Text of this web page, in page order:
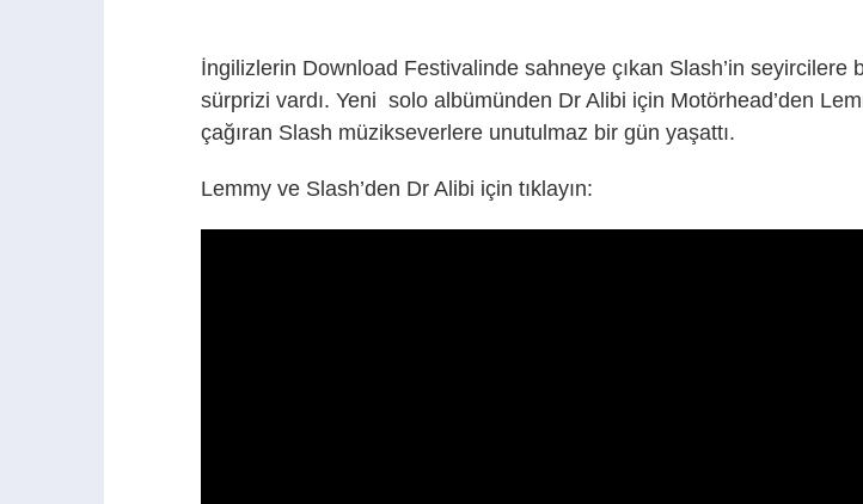
İngilizlerin Download Festivalinde sahneye çıkan Slash’in seyircilere
sürprizi vardı. Yeni solo albümünden Dr Alibi için Motörhead’den
çağıran Slash müzikseverlere unutulmaz bir gün yaşattı.
Lemmy ve Slash’den Dr Alibi için tıklayın: